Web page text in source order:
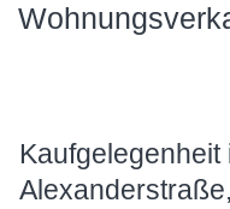
Kaufgelegenheit